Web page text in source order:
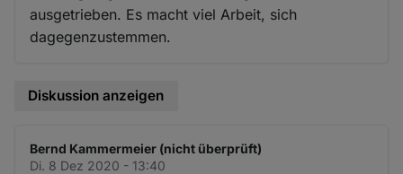
ausgetrieben. Es macht viel Arbeit, sich
dagegenzustemmen.
Diskussion anzeigen
Bernd Kammermeier (nicht überprüft)
Di. 8 Dez 2020 - 13:40